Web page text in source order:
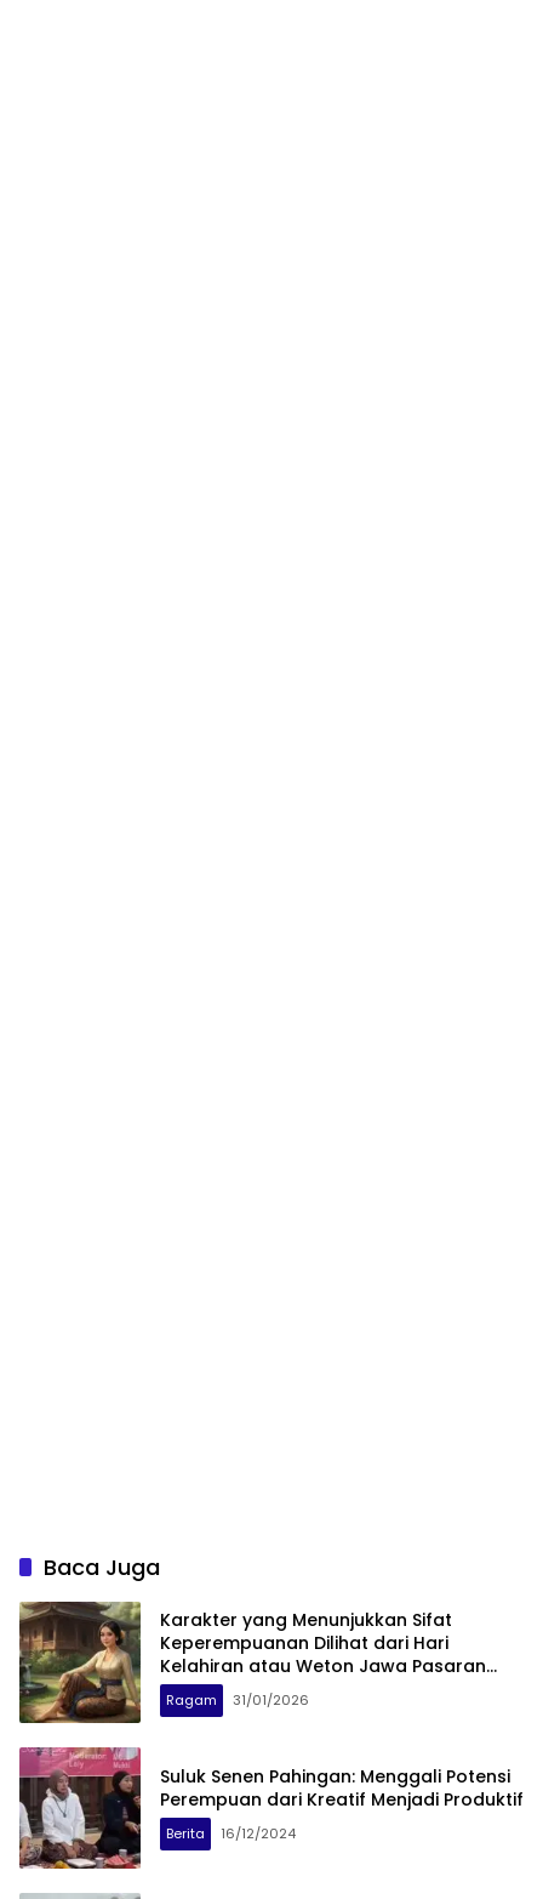
Baca Juga
Karakter yang Menunjukkan Sifat
Keperempuanan Dilihat dari Hari
Kelahiran atau Weton Jawa Pasaran
Wage
Ragam 31/01/2026
Suluk Senen Pahingan: Menggali Potensi
Perempuan dari Kreatif Menjadi Produktif
Berita 16/12/2024